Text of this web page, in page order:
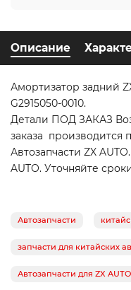
Описание
Амортизатор задний
G2915050-0010.
Детали ПОД ЗАКАЗ
заказа производится
Автозапчасти ZX
AUTO. Уточняйте
Автозапчасти
запчасти для китайских
Автозапчасти для ZX AUTO